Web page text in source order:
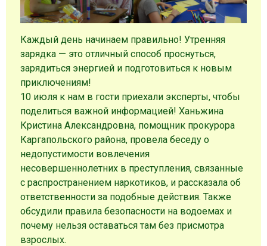
Каждый день начинаем правильно! Утренняя
зарядка — это отличный способ проснуться,
зарядиться энергией и подготовиться к новым
приключениям!
10 июля к нам в гости приехали эксперты, чтобы
поделиться важной информацией! Ханьжина
Кристина Александровна, помощник прокурора
Каргапольского района, провела беседу о
недопустимости вовлечения
несовершеннолетних в преступления, связанные
с распространением наркотиков, и рассказала об
ответственности за подобные действия. Также
обсудили правила безопасности на водоемах и
почему нельзя оставаться там без присмотра
взрослых.